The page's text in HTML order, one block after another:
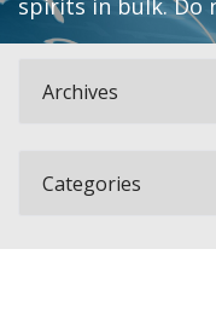
spirits in bulk. Do